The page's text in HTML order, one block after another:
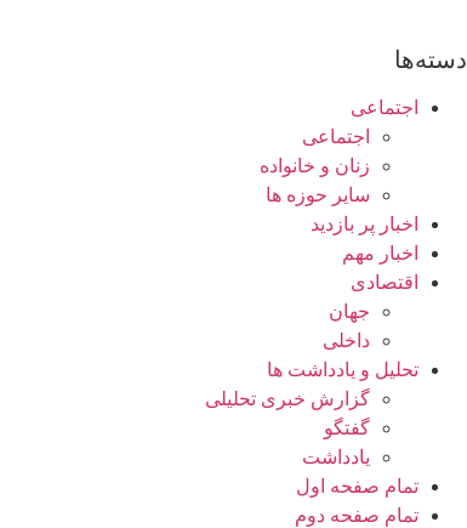
دسته‌ها
اجتماعی
اجتماعی
زنان و خانواده
سایر حوزه ها
اخبار پر بازدید
اخبار مهم
اقتصادی
جهان
داخلی
تحلیل و یادداشت ها
گزارش خبری تحلیلی
گفتگو
یادداشت
تمام صفحه اول
تمام صفحه دوم